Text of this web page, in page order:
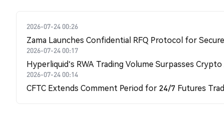
2026-07-24 00:26
Zama Launches Confidential RFQ Protocol for
2026-07-24 00:17
Hyperliquid's RWA Trading Volume Surpasses
2026-07-24 00:14
CFTC Extends Comment Period for 24/7 Futures